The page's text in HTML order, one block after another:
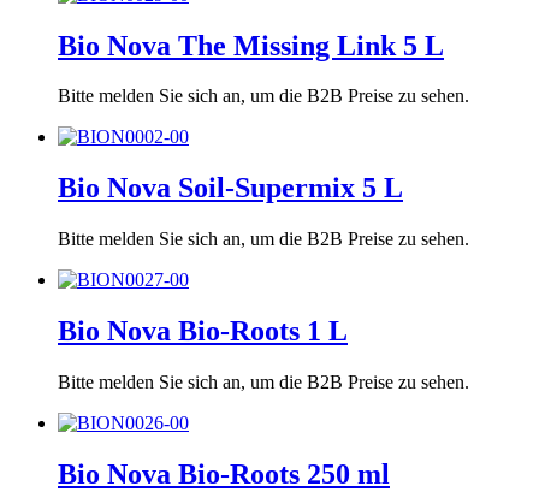
Bio Nova The Missing Link 5 L
Bitte melden Sie sich an, um die B2B Preise zu sehen.
Bio Nova Soil-Supermix 5 L
Bitte melden Sie sich an, um die B2B Preise zu sehen.
Bio Nova Bio-Roots 1 L
Bitte melden Sie sich an, um die B2B Preise zu sehen.
Bio Nova Bio-Roots 250 ml